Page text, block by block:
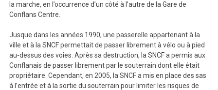
la marche, en l’occurrence d’un côté à l’autre de la Gare de
Conflans Centre.
Jusque dans les années 1990, une passerelle appartenant à la
ville et à la SNCF permettait de passer librement à vélo ou à pied
au-dessus des voies. Après sa destruction, la SNCF a permis aux
Conflanais de passer librement par le souterrain dont elle était
propriétaire. Cependant, en 2005, la SNCF a mis en place des sas
à l’entrée et à la sortie du souterrain pour limiter les risques de